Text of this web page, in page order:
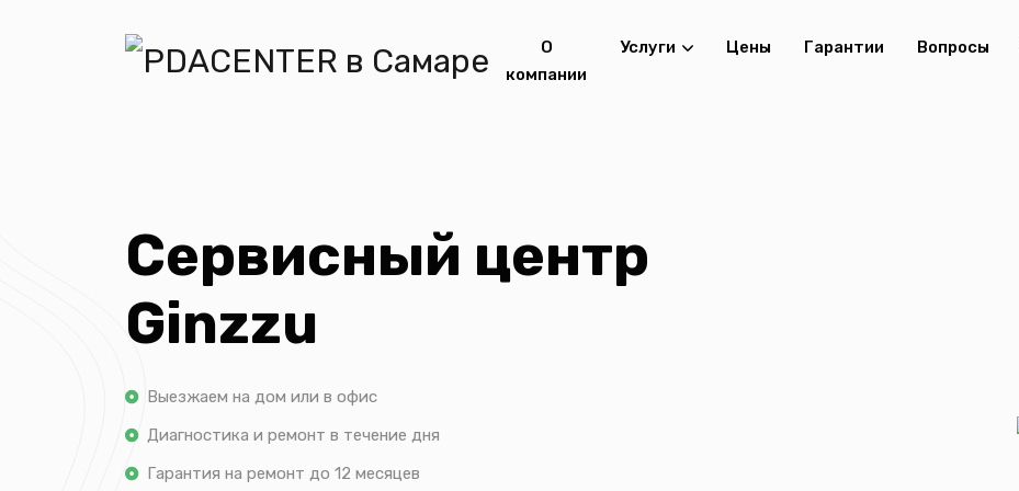
О
компании
Услуги Цены Гарантии Вопросы
Сервисный центр
Ginzzu
Выезжаем на дом или в офис
Диагностика и ремонт в течение дня
Гарантия на ремонт до 12 месяцев